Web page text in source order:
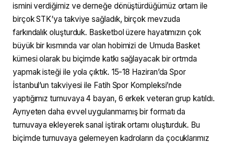
ismini verdiğimiz ve derneğe dönüştürdüğümüz ortam ile
birçok STK’ya takviye sağladık, birçok mevzuda
farkındalık oluşturduk. Basketbol üzere hayatımızın çok
büyük bir kısmında var olan hobimizi de Umuda Basket
kümesi olarak bu biçimde katkı sağlayacak bir ortmda
yapmak isteği ile yola çıktık. 15-18 Haziran’da Spor
İstanbul’un takviyesi ile Fatih Spor Kompleksi’nde
yaptığımız turnuvaya 4 bayan, 6 erkek veteran grup katıldı.
Ayrıyeten daha evvel uygulanmamış bir formatı da
turnuvaya ekleyerek sanal iştirak ortamı oluşturduk. Bu
biçimde turnuvaya gelemeyen kadroların da çocuklarımız